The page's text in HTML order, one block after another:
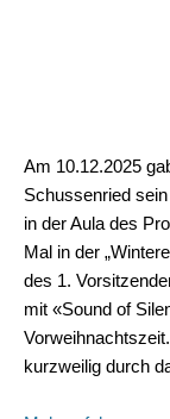
Am 10.12.2025
Schussenried
in der Aula des
Mal in der
des 1.
mit «Sound of
kurzweilig durch